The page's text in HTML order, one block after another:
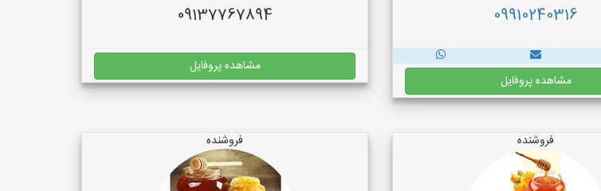
09910240316
مشاهده پروفایل
09137767894
مشاهده پروفایل
فروشنده فروشنده